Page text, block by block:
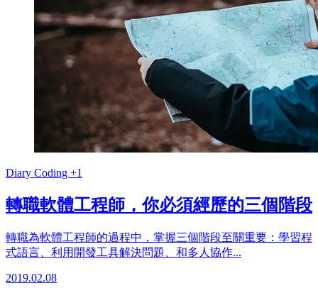
Diary Coding +1
轉職軟體工程師，你必須經歷的三個階段
轉職為軟體工程師的過程中，掌握三個階段至關重要：學習程
式語言、利用開發工具解決問題、和多人協作...
2019.02.08